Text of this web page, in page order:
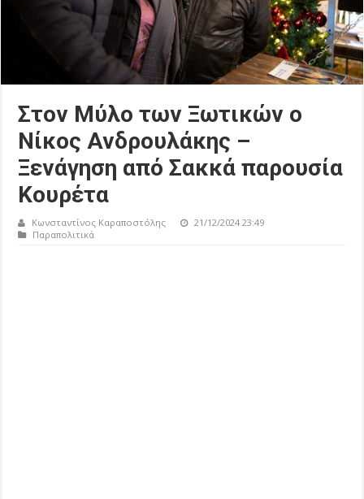
Στον Μύλο των Ξωτικών ο
Νίκος Ανδρουλάκης –
Ξενάγηση από Σακκά παρουσία
Κουρέτα
Κωνσταντίνος Καραποστόλης
21/12/2024 23:49
Παραπολιτικά